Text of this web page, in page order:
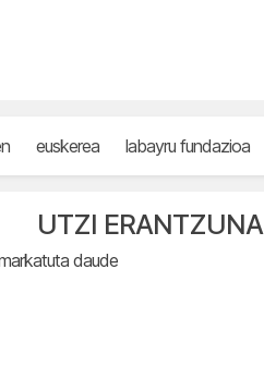
euskerea labayru fundazioa
UTZI ERANTZUNA
daude